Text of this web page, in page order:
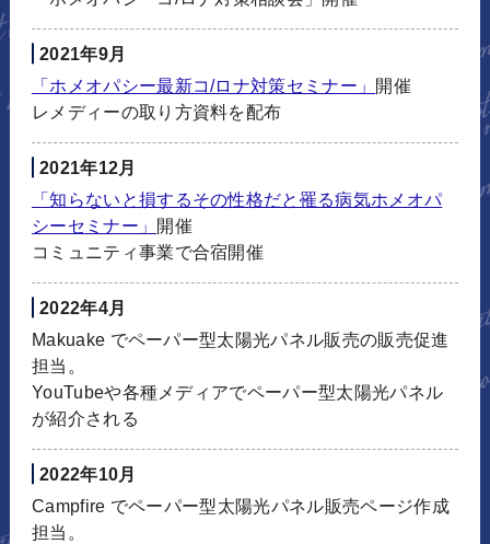
2021年9月
「ホメオパシー最新コ/ロナ対策セミナー」 開催
レメディーの取り方資料を配布
2021年12月
「知らないと損するその性格だと罹る病気ホメオパ
シーセミナー」 開催
コミュニティ事業で合宿開催
2022年4月
Makuake でペーパー型太陽光パネル販売の販売促進
担当。
YouTubeや各種メディアでペーパー型太陽光パネル
が紹介される
2022年10月
Campfire でペーパー型太陽光パネル販売ページ作成
担当。